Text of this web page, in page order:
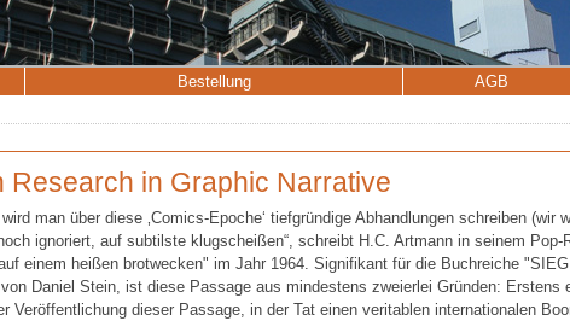
Bestellung AGB
Research in Graphic Narrative
wird man über diese ‚Comics-Epoche‘ tiefgründige Abhandlungen schreiben
ignoriert, auf subtilste klugscheißen“, schreibt H.C. Artmann in seinem Pop-
einem heißen brotwecken" im Jahr 1964. Signifikant für die Buchreiche
Daniel Stein, ist diese Passage aus mindestens zweierlei Gründen:
Veröffentlichung dieser Passage, in der Tat einen veritablen internationalen